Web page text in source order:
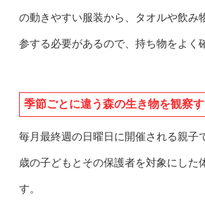
の動きやすい服装から、タオルや飲み
参する必要があるので、持ち物をよく
季節ごとに違う森の生き物を観察
毎月最終週の日曜日に開催される親子
歳の子どもとその保護者を対象にした
す。